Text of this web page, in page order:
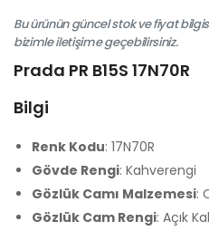
Bu ürünün güncel stok ve fiyat
bizimle iletişime geçebilirsiniz.
Prada PR B15S 17N70R
Bilgi
Renk Kodu: 17N70R
Gövde Rengi: Kahverengi
Gözlük Camı Malzemesi:
Gözlük Cam Rengi: Açık